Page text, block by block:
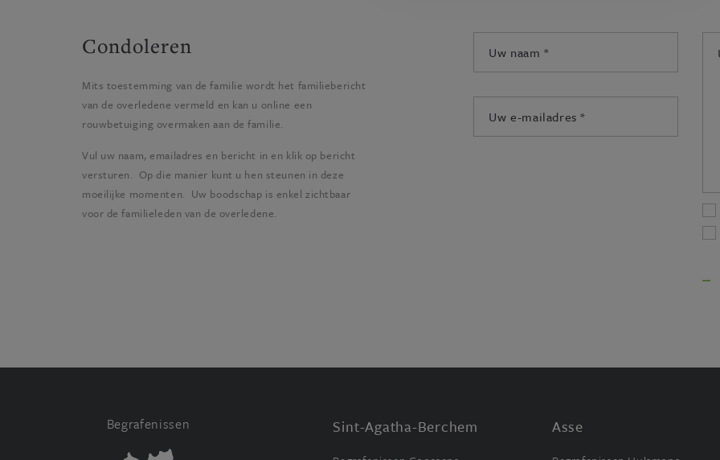
Condoleren
Mits toestemming van de familie wordt het familiebericht
van de overledene vermeld en kan u online een
rouwbetuiging overmaken aan de familie.
Vul uw naam, emailadres en bericht in en klik op bericht
versturen. Op die manier kunt u hen steunen in deze
moeilijke momenten. Uw boodschap is enkel zichtbaar
voor de familieleden van de overledene.
naam:
*
mailadres:
*
Begrafenissen Sint-Agatha-Berchem Asse